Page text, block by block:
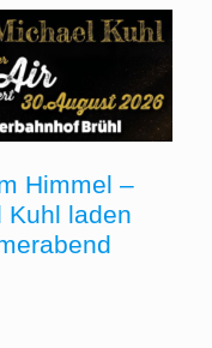
Himmel –
Kuhl laden